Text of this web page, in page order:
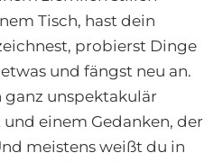
Tisch, hast dein
probierst Dinge
und fängst neu an.
ganz unspektakulär
einem Gedanken, der
meistens weißt du in